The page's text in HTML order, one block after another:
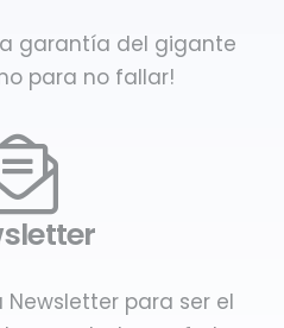
garantía del gigante
para no fallar!
para ser el